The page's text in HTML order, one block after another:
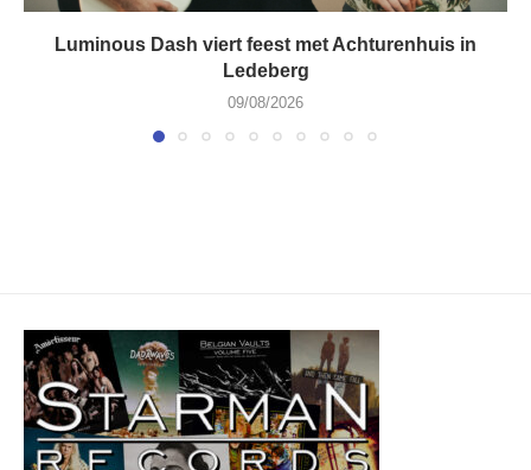
Luminous Dash viert feest met Achturenhuis in
Ledeberg
09/08/2026